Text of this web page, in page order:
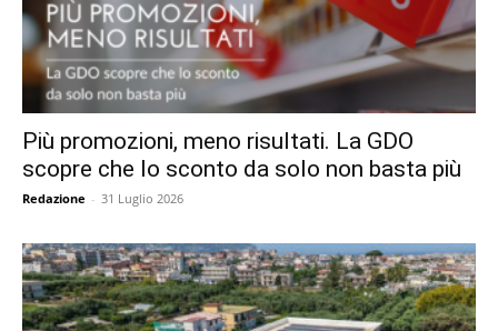
Più promozioni, meno risultati. La GDO
scopre che lo sconto da solo non basta più
Redazione - 31 Luglio 2026